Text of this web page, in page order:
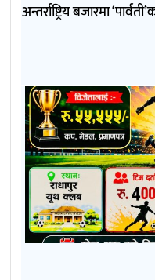
अन्तर्राष्ट्रिय बजारमा